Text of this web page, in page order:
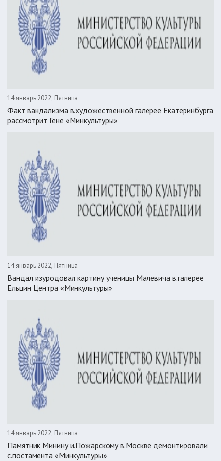
14 январь 2022, Пятница
Факт вандализма в.художественной галерее Екатеринбурга
рассмотрит Гене «Минкультуры»
14 январь 2022, Пятница
Вандал изуродовал картину ученицы Малевича в.галерее
Ельцин Центра «Минкультуры»
14 январь 2022, Пятница
Памятник Минину и.Пожарскому в.Москве демонтировали
с.постамента «Минкультуры»